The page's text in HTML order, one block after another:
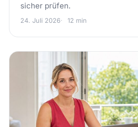
sicher prüfen.
24. Juli 2026 12 min